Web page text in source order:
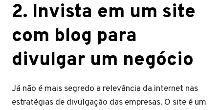
2. Invista em um site
com blog para
divulgar um negócio
Já não é mais segredo a relevância da internet nas
estratégias de divulgação das empresas. O site é um